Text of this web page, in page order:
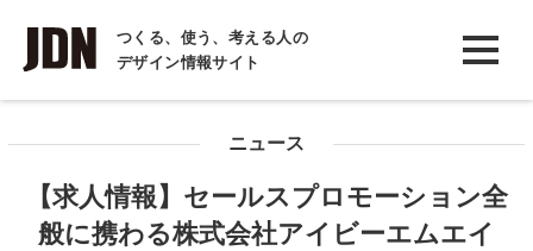
つくる、使う、考える人の
デザイン情報サイト
INTERVIEW
インタビュー
COLUMN
ニュース
【求人情報】セールスプロモーション全
般に携わる株式会社アイビーエムエイ